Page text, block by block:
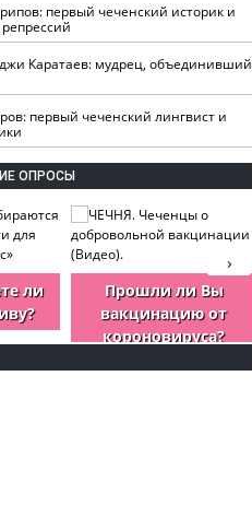
первый чеченский историк и
Каратаев: мудрец, объединивший
первый чеченский лингвист и
ОПРОСЫ
ли
Прошли ли Вы
вакцинацию от
короновируса?
›